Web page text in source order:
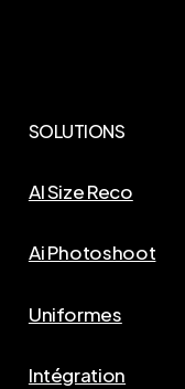
SOLUTIONS
AI Size Reco
Ai Photoshoot
Uniformes
Intégration